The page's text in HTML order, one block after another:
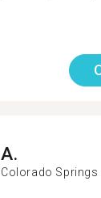
A.
Colorado Springs